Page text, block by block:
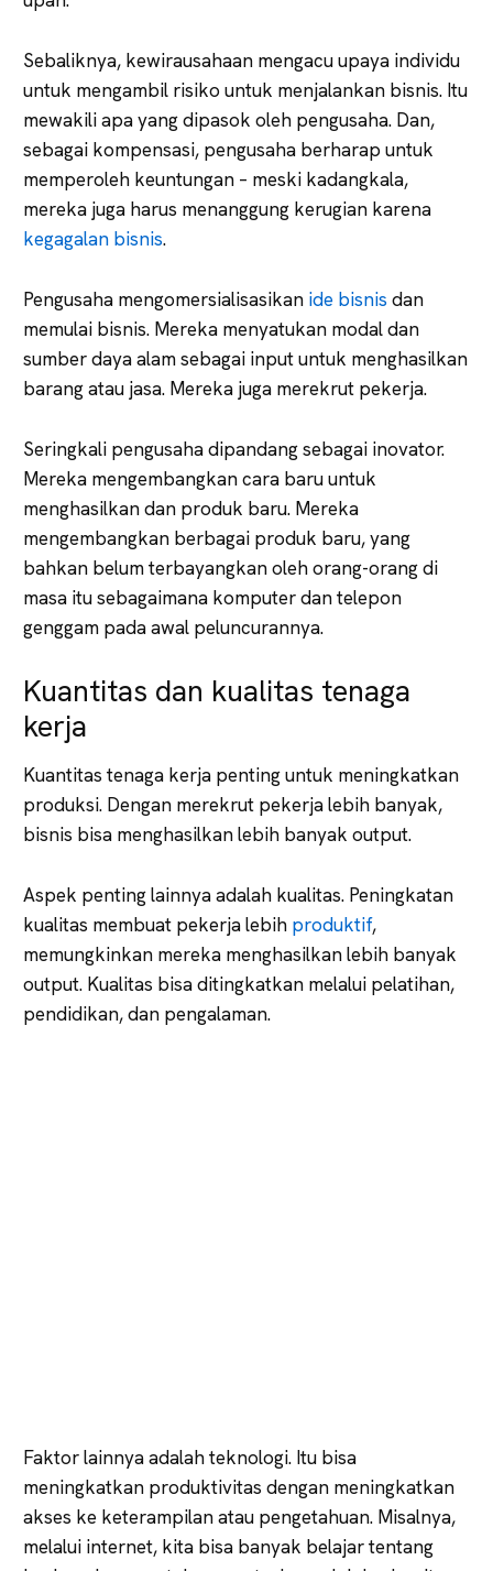
Sebaliknya, kewirausahaan mengacu upaya individu
untuk mengambil risiko untuk menjalankan bisnis. Itu
mewakili apa yang dipasok oleh pengusaha. Dan,
sebagai kompensasi, pengusaha berharap untuk
memperoleh keuntungan – meski kadangkala,
mereka juga harus menanggung kerugian karena
kegagalan bisnis.
Pengusaha mengomersialisasikan ide bisnis dan
memulai bisnis. Mereka menyatukan modal dan
sumber daya alam sebagai input untuk menghasilkan
barang atau jasa. Mereka juga merekrut pekerja.
Seringkali pengusaha dipandang sebagai inovator.
Mereka mengembangkan cara baru untuk
menghasilkan dan produk baru. Mereka
mengembangkan berbagai produk baru, yang
bahkan belum terbayangkan oleh orang-orang di
masa itu sebagaimana komputer dan telepon
genggam pada awal peluncurannya.
Kuantitas dan kualitas tenaga
kerja
Kuantitas tenaga kerja penting untuk meningkatkan
produksi. Dengan merekrut pekerja lebih banyak,
bisnis bisa menghasilkan lebih banyak output.
Aspek penting lainnya adalah kualitas. Peningkatan
kualitas membuat pekerja lebih produktif,
memungkinkan mereka menghasilkan lebih banyak
output. Kualitas bisa ditingkatkan melalui pelatihan,
pendidikan, dan pengalaman.
Faktor lainnya adalah teknologi. Itu bisa
meningkatkan produktivitas dengan meningkatkan
akses ke keterampilan atau pengetahuan. Misalnya,
melalui internet, kita bisa banyak belajar tentang